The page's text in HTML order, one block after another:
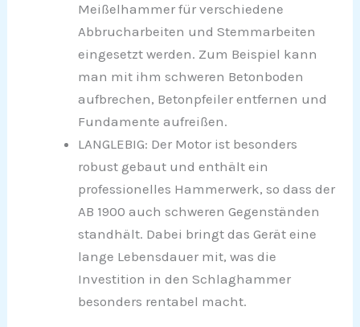
Meißelhammer für verschiedene
Abbrucharbeiten und Stemmarbeiten
eingesetzt werden. Zum Beispiel kann
man mit ihm schweren Betonboden
aufbrechen, Betonpfeiler entfernen und
Fundamente aufreißen.
LANGLEBIG: Der Motor ist besonders
robust gebaut und enthält ein
professionelles Hammerwerk, so dass der
AB 1900 auch schweren Gegenständen
standhält. Dabei bringt das Gerät eine
lange Lebensdauer mit, was die
Investition in den Schlaghammer
besonders rentabel macht.